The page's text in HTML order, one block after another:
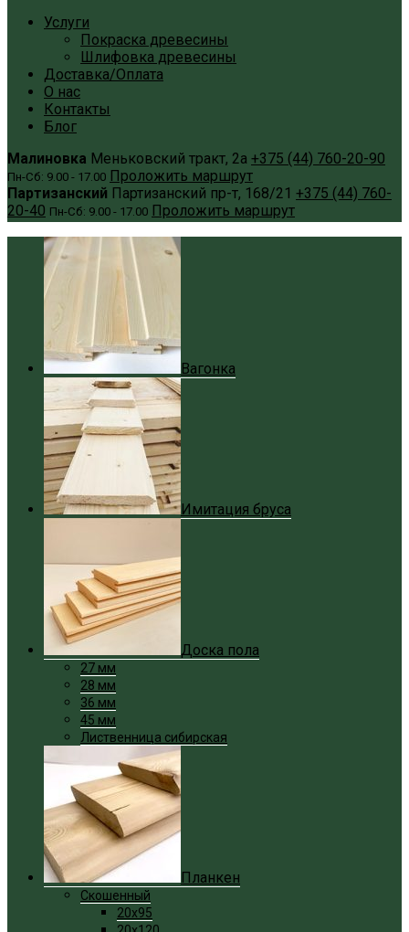
Услуги
Покраска древесины
Шлифовка древесины
Доставка/Оплата
О нас
Контакты
Блог
Малиновка Меньковский тракт, 2а +375 (44) 760-20-90
Пн-Сб: 9.00 - 17.00 Проложить маршрут
Партизанский Партизанский пр-т, 168/21 +375 (44) 760-
20-40 Пн-Сб: 9.00 - 17.00 Проложить маршрут
Вагонка
Имитация бруса
Доска пола
27 мм
28 мм
36 мм
45 мм
Лиственница сибирская
Планкен
Скошенный
20x95